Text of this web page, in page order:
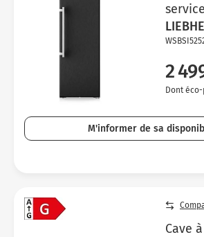
service
2
Dont
M'informer de sa
Cave